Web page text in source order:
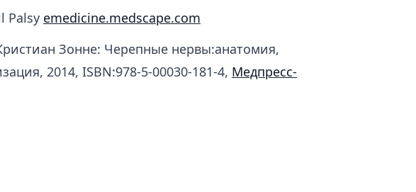
Palsy emedicine.medscape.com
Зонне: Черепные нервы:анатомия,
2014, ISBN:978-5-00030-181-4, Медпресс-